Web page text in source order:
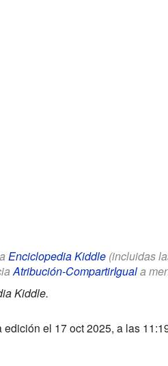
Enciclopedia Kiddle(incluidas
Atribución-CompartirIguala
Kiddle.
edición el 17 oct 2025, a las